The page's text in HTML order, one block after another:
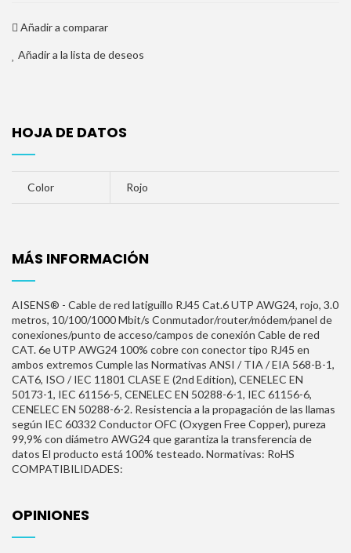
Añadir a comparar
Añadir a la lista de deseos
HOJA DE DATOS
Color Rojo
MÁS INFORMACIÓN
AISENS® - Cable de red latiguillo RJ45 Cat.6 UTP AWG24, rojo, 3.0
metros, 10/100/1000 Mbit/s Conmutador/router/módem/panel de
conexiones/punto de acceso/campos de conexión Cable de red
CAT. 6e UTP AWG24 100% cobre con conector tipo RJ45 en
ambos extremos Cumple las Normativas ANSI / TIA / EIA 568-B-1,
CAT6, ISO / IEC 11801 CLASE E (2nd Edition), CENELEC EN
50173-1, IEC 61156-5, CENELEC EN 50288-6-1, IEC 61156-6,
CENELEC EN 50288-6-2. Resistencia a la propagación de las llamas
según IEC 60332 Conductor OFC (Oxygen Free Copper), pureza
99,9% con diámetro AWG24 que garantiza la transferencia de
datos El producto está 100% testeado. Normativas: RoHS
COMPATIBILIDADES:
OPINIONES